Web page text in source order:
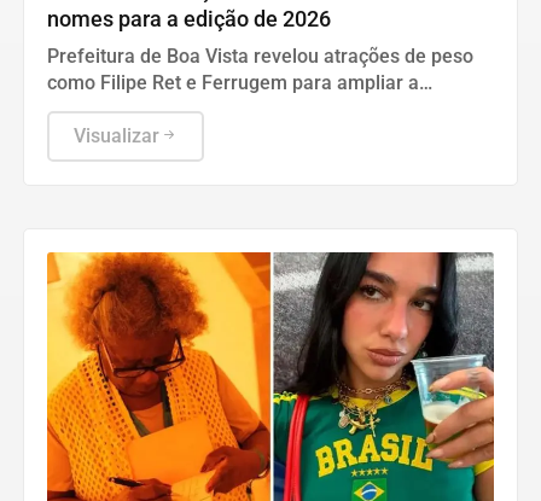
nomes para a edição de 2026
Prefeitura de Boa Vista revelou atrações de peso
como Filipe Ret e Ferrugem para ampliar a
programação do evento gratuito que ocorre em
setembro
Visualizar